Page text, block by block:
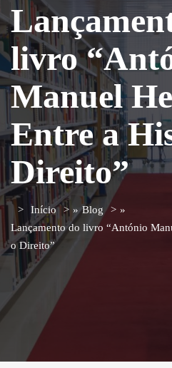
livro
Manuel
Entre a
Direito”
Início » Blog
»
Lançamento do livro “António
o Direito”